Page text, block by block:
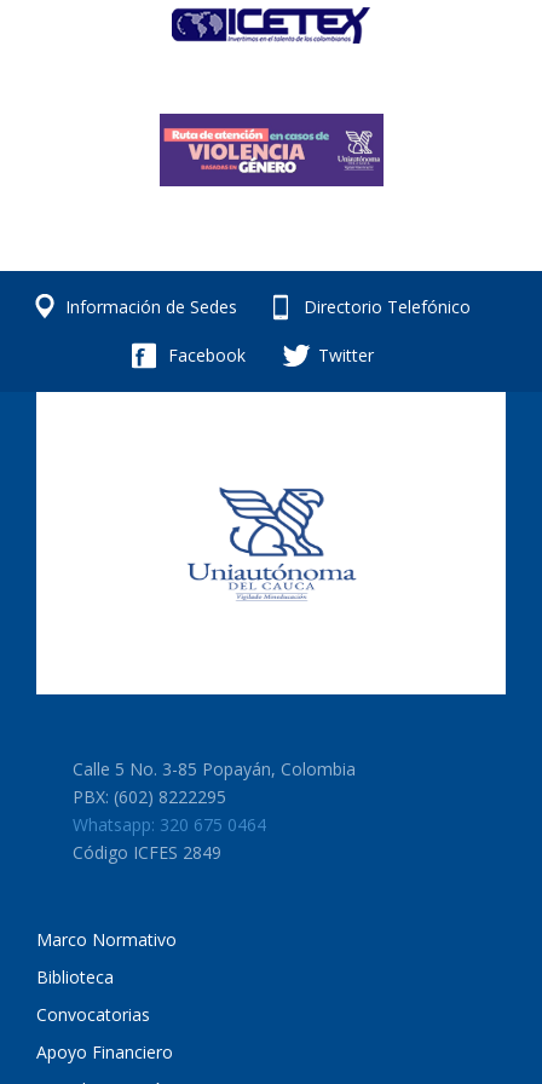
Información de Sedes Directorio Telefónico
Facebook Twitter
Calle 5 No. 3-85 Popayán, Colombia
PBX: (602) 8222295
Whatsapp: 320 675 0464
Código ICFES 2849
Marco Normativo
Biblioteca
Convocatorias
Apoyo Financiero